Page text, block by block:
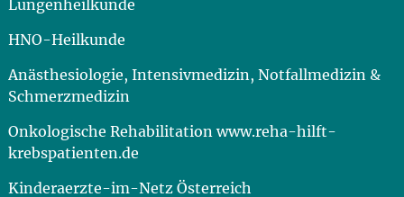
Lungenheilkunde
HNO-Heilkunde
Anästhesiologie, Intensivmedizin, Notfallmedizin &
Schmerzmedizin
Onkologische Rehabilitation www.reha-hilft-
krebspatienten.de
Kinderaerzte-im-Netz Österreich